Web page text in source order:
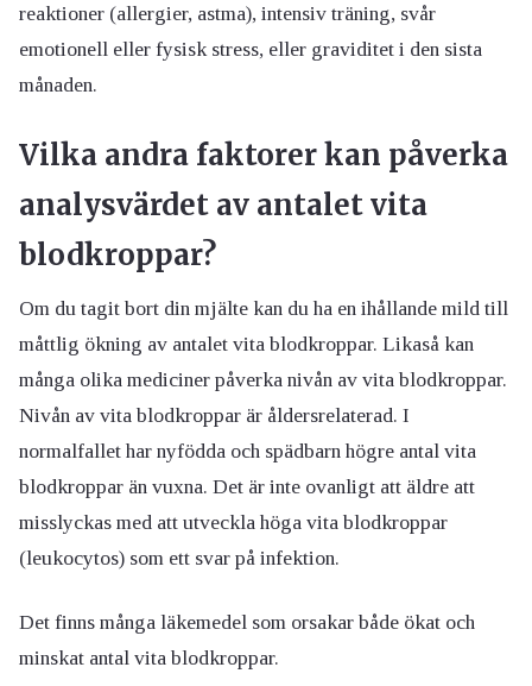
reaktioner (allergier, astma), intensiv träning, svår
emotionell eller fysisk stress, eller graviditet i den sista
månaden.
Vilka andra faktorer kan påverka
analysvärdet av antalet vita
blodkroppar?
Om du tagit bort din mjälte kan du ha en ihållande mild till
måttlig ökning av antalet vita blodkroppar. Likaså kan
många olika mediciner påverka nivån av vita blodkroppar.
Nivån av vita blodkroppar är åldersrelaterad. I
normalfallet har nyfödda och spädbarn högre antal vita
blodkroppar än vuxna. Det är inte ovanligt att äldre att
misslyckas med att utveckla höga vita blodkroppar
(leukocytos) som ett svar på infektion.
Det finns många läkemedel som orsakar både ökat och
minskat antal vita blodkroppar.